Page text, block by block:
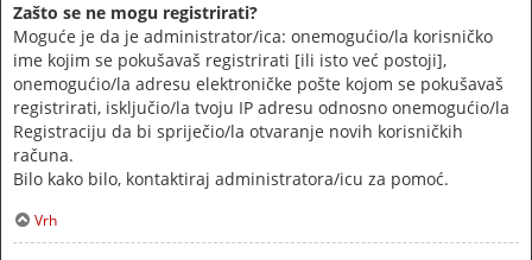
Zašto se ne mogu registrirati?
Moguće je da je administrator/ica: onemogućio/la korisničko
ime kojim se pokušavaš registrirati [ili isto već postoji],
onemogućio/la adresu elektroničke pošte kojom se pokušavaš
registrirati, isključio/la tvoju IP adresu odnosno onemogućio/la
Registraciju da bi spriječio/la otvaranje novih korisničkih
računa.
Bilo kako bilo, kontaktiraj administratora/icu za pomoć.
Vrh